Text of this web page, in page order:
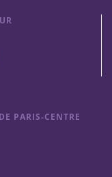
PARIS-CENTRE